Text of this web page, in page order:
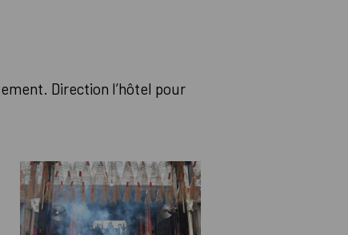
Direction l’hôtel pour